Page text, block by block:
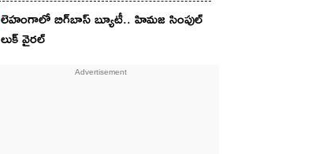
లెహంగాలో బిగ్‌బాస్ బ్యూటీ.. హిమ‌జ సింపుల్
లుక్ వైర‌ల్‌